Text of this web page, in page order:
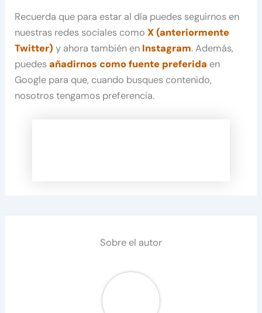
Recuerda que para estar al día puedes seguirnos en
nuestras redes sociales comoX (anteriormente
Twitter) y ahora también en Instagram. Además,
puedesañadirnos como fuente preferida en
Google para que, cuando busques contenido,
nosotros tengamos preferencia.
Sobre el autor